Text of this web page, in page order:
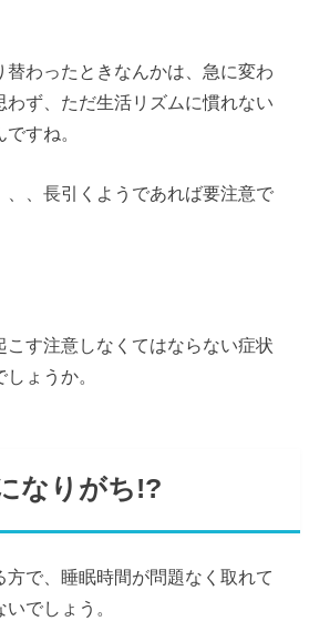
替わったときなんかは、急に変わ
わず、ただ生活リズムに慣れない
すね。
、、長引くようであれば要注意で
こす注意しなくてはならない症状
ょうか。
なりがち!?
で、睡眠時間が問題なく取れて
でしょう。